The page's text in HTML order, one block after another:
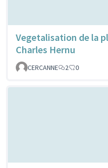
Vegetalisation de la
Charles Hernu
CERCANNE
2 0